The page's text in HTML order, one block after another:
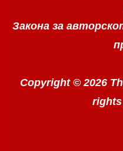
Закона за
Copyright © 2026
rights